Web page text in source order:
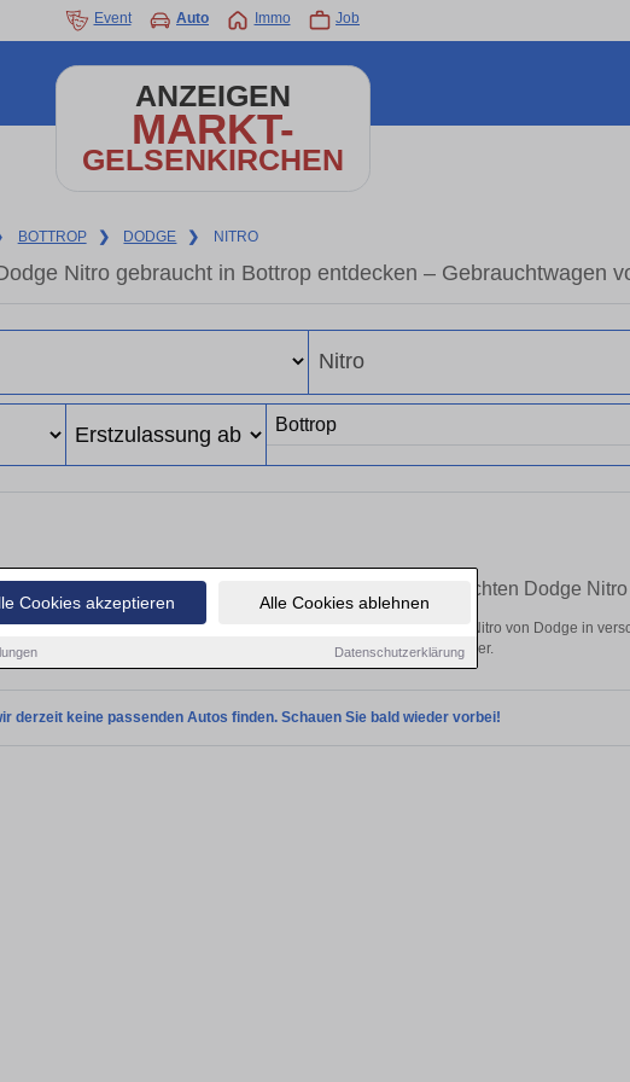
Cookies akzeptieren Alle Cookies ablehnen
Datenschutzerklärung
Event Auto Immo Job
ANZEIGEN
MARKT-
GELSENKIRCHEN
BOTTROP ❯ DODGE ❯ NITRO
Nitro gebraucht in Bottrop entdecken – Gebrauchtwagen
Finden Sie in Bottrop Ihren gebrauchten Dodge Nitro
einen Dodge Nitro Gebrauchtwagen? Entdecken Sie gebrauchte Nitro von Dodge in
von privat und vom Händler.
derzeit keine passenden Autos finden. Schauen Sie bald wieder vorbei!